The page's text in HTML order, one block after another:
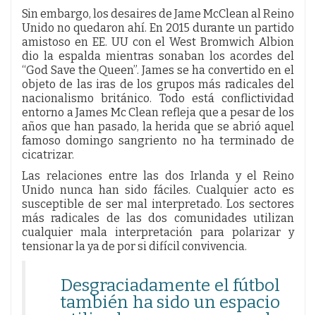
Sin embargo, los desaires de Jame McClean al Reino
Unido no quedaron ahí. En 2015 durante un partido
amistoso en EE. UU con el West Bromwich Albion
dio la espalda mientras sonaban los acordes del
“God Save the Queen”. James se ha convertido en el
objeto de las iras de los grupos más radicales del
nacionalismo británico. Todo está conflictividad
entorno a James Mc Clean refleja que a pesar de los
años que han pasado, la herida que se abrió aquel
famoso domingo sangriento no ha terminado de
cicatrizar.
Las relaciones entre las dos Irlanda y el Reino
Unido nunca han sido fáciles. Cualquier acto es
susceptible de ser mal interpretado. Los sectores
más radicales de las dos comunidades utilizan
cualquier mala interpretación para polarizar y
tensionar la ya de por si difícil convivencia.
Desgraciadamente el fútbol
también ha sido un espacio